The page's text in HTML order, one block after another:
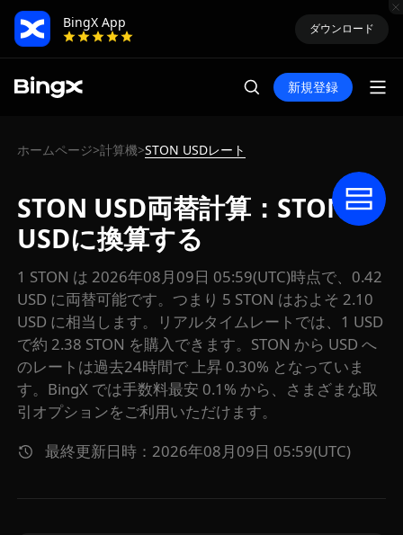
BingX App
ダウンロード
新規登録
ホームページ>計算機>STON USDレート
STON USD両替計算：STONを
USDに換算する
1 STON は 2026年08月09日 05:59(UTC)時点で、0.42
USD に両替可能です。つまり 5 STON はおよそ 2.10
USD に相当します。リアルタイムレートでは、1 USD
で約 2.38 STON を購入できます。STON から USD へ
のレートは過去24時間で 上昇 0.30% となっていま
す。BingX では手数料最安 0.1% から、さまざまな取
引オプションをご利用いただけます。
最終更新日時：2026年08月09日 05:59(UTC)